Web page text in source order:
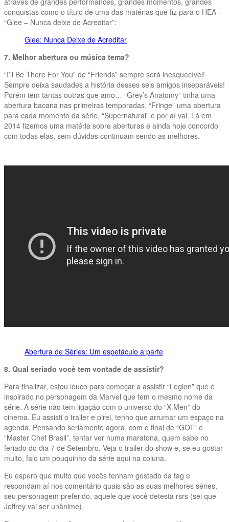
conquistas como o título de uma das matérias que fiz para o HEA –
“Glee – Nunca deixe de Acreditar”:
Glee: Nunca Deixe de Acreditar
7. Melhor abertura ou música tema?
“I’ll Be There For You” de “Friends” sempre será inesquecível!
Sempre deixa saudades a história desses seis amigos inseparáveis!
Porém tem tantas outras que amo… “Grey’s Anatomy” tinha uma
abertura bacana nas primeiras temporadas, “Fringe” uma abertura
para cada momento da série, “Supernatural” e por aí vai. Lá em
2014 fizemos uma matéria sobre aberturas e ainda hoje concordo
com todas elas, sem dúvidas continuam sendo as melhores.
Abertura de Séries: Um espetáculo a parte
8. Qual seriado você tem vontade de assistir?
Para finalizar, estou louco para começar a assistir “Legion” que é
inspirado no personagem da Marvel que tem o mesmo nome da
série. A série não tem ligação com o universo do “X-Men” do
cinema. Eu assisti o trailer e pirei, tenho que arrumar um espaço na
agenda. Pensando seriamente agora, com o final de “GOT” e
“Master Chef Brasil”, tentar ver numa maratona, quem sabe no
feriado do dia 7 de Setembro. Veja o trailer do show e, se eu gostar
muito, falo um pouquinho da série aqui na coluna.
Eu espero que muito que vocês tenham gostado da tag e
respondam aí nos comentário quais são as suas melhores séries,
seu personagem preferido, aquele que você detesta rsrs (sei que
Joffrey vai ser unânime).